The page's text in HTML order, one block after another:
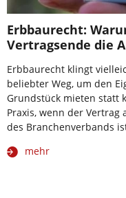
Erbbaurecht:
Vertragsende die
Erbbaurecht klingt
beliebter Weg, um den
Grundstück mieten statt
Praxis, wenn der
des Branchenverbands
mehr